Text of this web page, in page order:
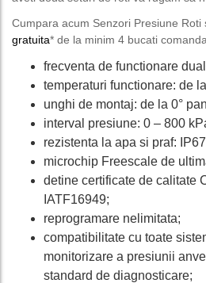
Cumpara acum Senzori Presiune Roti
gratuita* de la minim 4 bucati
frecventa de functionare
temperaturi functionare: de
unghi de montaj: de la 0°
interval presiune: 0 – 800
rezistenta la apa si praf:
microchip Freescale de
detine certificate de calitate
IATF16949;
reprogramare nelimitata;
compatibilitate cu toate
monitorizare a presiunii
standard de diagnosticare;